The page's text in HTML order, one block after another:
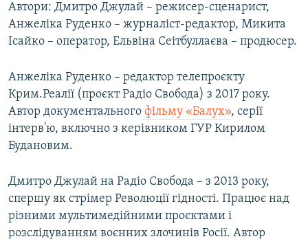
Автори: Дмитро Джулай – режисер-сценарист,
Анжеліка Руденко – журналіст-редактор, Микита
Ісайко – оператор, Ельвіна Сеітбуллаєва – продюсер.
Анжеліка Руденко – редактор телепроєкту
Крим.Реалії (проєкт Радіо Свобода) з 2017 року.
Автор документального фільму «Балух», серії
інтерв'ю, включно з керівником ГУР Кирилом
Будановим.
Дмитро Джулай на Радіо Свобода – з 2013 року,
спершу як стрімер Революції гідності. Працює над
різними мультимедійними проєктами і
розслідуванням воєнних злочинів Росії. Автор